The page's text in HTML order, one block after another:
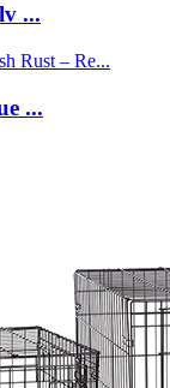
...
...